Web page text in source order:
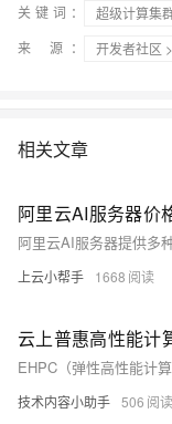
关键词：
超级计算集
来 源：
开发者社区 >
相关文章
上云小帮手 1668
云上普惠高性能计
技术内容小助手 506